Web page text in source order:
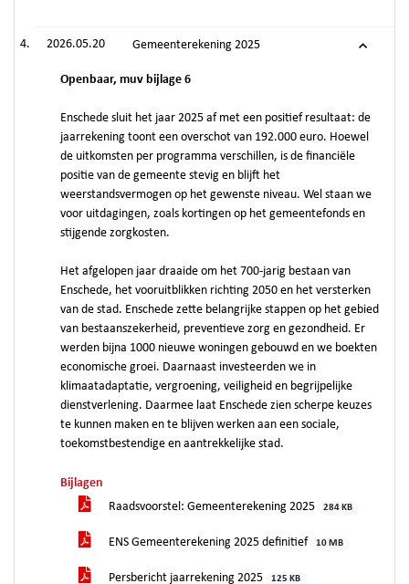
2026.05.20 Gemeenterekening 2025
Openbaar, muv bijlage 6
Enschede sluit het jaar 2025 af met een positief resultaat: de
jaarrekening toont een overschot van 192.000 euro. Hoewel
de uitkomsten per programma verschillen, is de financiële
positie van de gemeente stevig en blijft het
weerstandsvermogen op het gewenste niveau. Wel staan we
voor uitdagingen, zoals kortingen op het gemeentefonds en
stijgende zorgkosten.
Het afgelopen jaar draaide om het 700‑jarig bestaan van
Enschede, het vooruitblikken richting 2050 en het versterken
van de stad. Enschede zette belangrijke stappen op het gebied
van bestaanszekerheid, preventieve zorg en gezondheid. Er
werden bijna 1000 nieuwe woningen gebouwd en we boekten
economische groei. Daarnaast investeerden we in
klimaatadaptatie, vergroening, veiligheid en begrijpelijke
dienstverlening. Daarmee laat Enschede zien scherpe keuzes
te kunnen maken en te blijven werken aan een sociale,
toekomstbestendige en aantrekkelijke stad.
Bijlagen
Raadsvoorstel: Gemeenterekening 2025
284 KB
ENS Gemeenterekening 2025 definitief 10 MB
Persbericht jaarrekening 2025 125 KB